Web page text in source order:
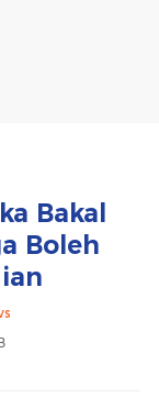
Bakal
Boleh